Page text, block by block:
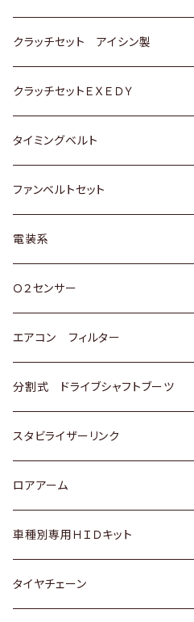
スバル
スバル
ダイハツ
マツダ
三菱
スバル
日野
ＷＡＧＥＮ
アストロ（シボレー）
クライスラー
ＶＯＬＶＯ
スズキ
日産
ダイハツ
マツダ
三菱
スバル
ダイハツ
日産
ホンダ
マツダ
トヨタ
クラッチセット アイシン製
ホンダ
スズキ
ダイハツ
マツダ
三菱
スバル
クラッチセットＥＸＥＤＹ
ホンダ
スズキ
日産
ダイハツ
マツダ
三菱
スバル
タイミングベルト
トヨタ
スズキ
ダイハツ
三菱
スバル
ファンベルトセット
トヨタ
ホンダ
スズキ
日産
いすゞ
ダイハツ
マツダ
三菱
電装系
Ｏ２センサー
トヨタ
ホンダ
スズキ
日産
ダイハツ
マツダ
エアコン フィルター
トヨタ
ホンダ
スズキ
日産
いすゞ
分割式 ドライブシャフトブーツ
トヨタ
ホンダ
スズキ
日産
スタビライザーリンク
トヨタ
ホンダ
スズキ
ロアアーム
ホンダ
スズキ
車種別専用ＨＩＤキット
トヨタ
タイヤチェーン